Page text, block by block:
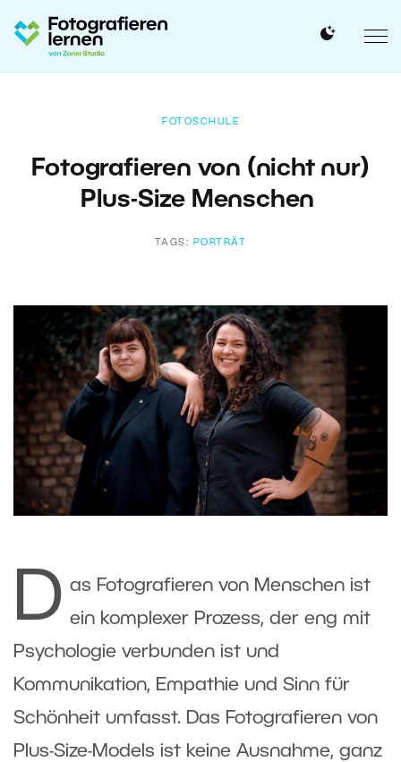
FOTOSCHULE
Fotografieren von (nicht nur)
Plus-Size Menschen
TAGS: PORTRÄT
D as Fotografieren von Menschen ist
ein komplexer Prozess, der eng mit
Psychologie verbunden ist und
Kommunikation, Empathie und Sinn für
Schönheit umfasst. Das Fotografieren von
Plus-Size-Models ist keine Ausnahme, ganz